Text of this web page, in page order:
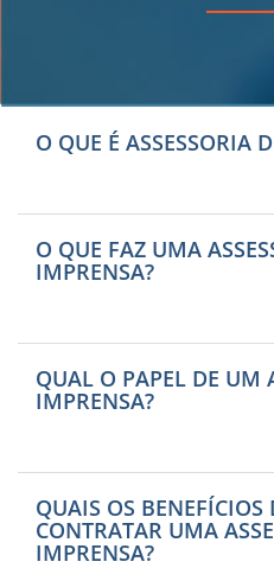
O QUE É ASSESSORIA
O QUE FAZ UMA
IMPRENSA?
QUAL O PAPEL DE UM
IMPRENSA?
QUAIS OS BENEFÍCIOS
CONTRATAR UMA
IMPRENSA?